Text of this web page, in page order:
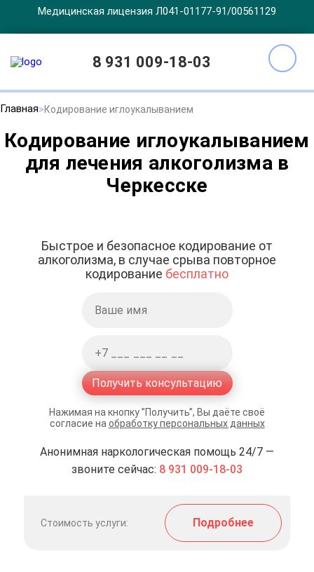
Медицинская лицензия Л041-01177-91/00561129
8 931 009-18-03
Главная Кодирование иглоукалыванием
Кодирование иглоукалыванием
для лечения алкоголизма в
Черкесске
Быстрое и безопасное кодирование от
алкоголизма, в случае срыва повторное
кодирование бесплатно
Получить консультацию
Нажимая на кнопку ”Получить”, Вы даёте своё
согласие на обработку персональных данных
Анонимная наркологическая помощь 24/7 —
звоните сейчас: 8 931 009-18-03
Стоимость услуги: Подробнее